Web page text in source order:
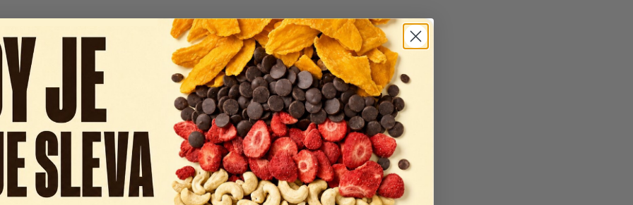
☀️
CITLIVÉ NA TEPLO ☀️